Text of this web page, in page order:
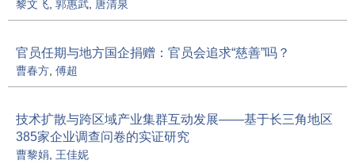
黎文飞 郭惠武 唐清泉
官员任期与地方国企捐赠：官员会追求“慈善”吗？
曹春方 傅超
技术扩散与跨区域产业集群互动发展——基于长三角地区
385家企业调查问卷的实证研究
曹黎娟 王佳妮